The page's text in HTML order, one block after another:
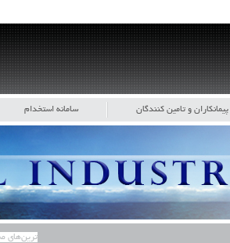
پیمانکاران و تامین کنندگان سامانه استخدام
ترین‌های